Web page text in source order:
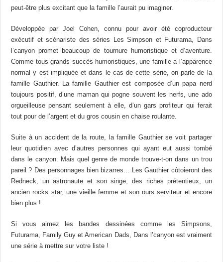
peut-être plus excitant que la famille l’aurait pu imaginer.
Développée par Joel Cohen, connu pour avoir été coproducteur
exécutif et scénariste des séries Les Simpson et Futurama, Dans
l’canyon promet beaucoup de tournure humoristique et d’aventure.
Comme tous grands succès humoristiques, une famille a l’apparence
normal y est impliquée et dans le cas de cette série, on parle de la
famille Gauthier. La famille Gauthier est composée d’un papa nerd
toujours positif, d’une maman qui pogne souvent les nerfs, une ado
orgueilleuse pensant seulement à elle, d’un gars profiteur qui ferait
tout pour de l’argent et du gros cousin en chaise roulante.
Suite à un accident de la route, la famille Gauthier se voit partager
leur quotidien avec d’autres personnes qui ayant eut aussi tombé
dans le canyon. Mais quel genre de monde trouve-t-on dans un trou
pareil ? Des personnages bien bizarres… Les Gauthier côtoieront des
Redneck, un astronaute et son singe, des riches prétentieux, un
ancien rocks star, une vieille femme et son ours serviteur et encore
bien plus !
Si vous aimez les bandes dessinées comme les Simpsons,
Futurama, Family Guy et American Dads, Dans l’canyon est vraiment
une série à mettre sur votre liste !